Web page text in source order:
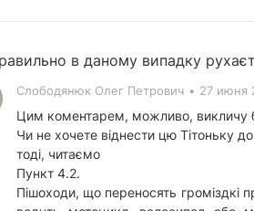
в даному випадку
Слободянюк Олег Петрович • 27 июня
Цим коментарем, можливо, викличу
Чи не хочете віднести цю Тітоньку
тоді, читаємо
Пункт 4.2.
Пішоходи, що переносять громіздкі